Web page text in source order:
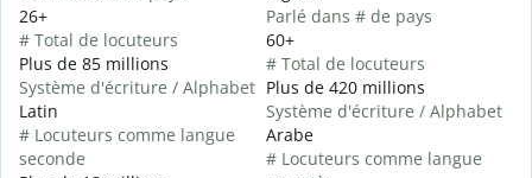
26+
# Total de locuteurs
Plus de 85 millions
Système d'écriture / Alphabet
Latin
# Locuteurs comme langue
seconde
Parlé dans # de pays
60+
# Total de locuteurs
Plus de 420 millions
Système d'écriture / Alphabet
Arabe
# Locuteurs comme langue